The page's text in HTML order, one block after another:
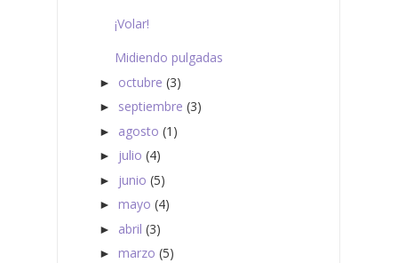
¡Volar!
Midiendo pulgadas
► octubre (3)
► septiembre (3)
► agosto (1)
► julio (4)
► junio (5)
► mayo (4)
► abril (3)
► marzo (5)